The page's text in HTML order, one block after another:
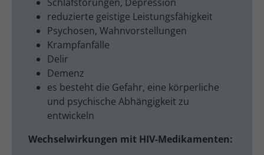
reduzierte geistige Leistungsfähigkeit
Psychosen, Wahnvorstellungen
Krampfanfälle
Delir
Demenz
es besteht die Gefahr, eine körperliche
und psychische Abhängigkeit zu
entwickeln
Wechselwirkungen mit HIV-Medikamenten: